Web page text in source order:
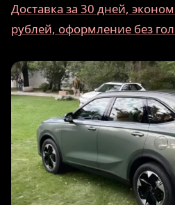
Доставка за 30 дней,
рублей, оформление без